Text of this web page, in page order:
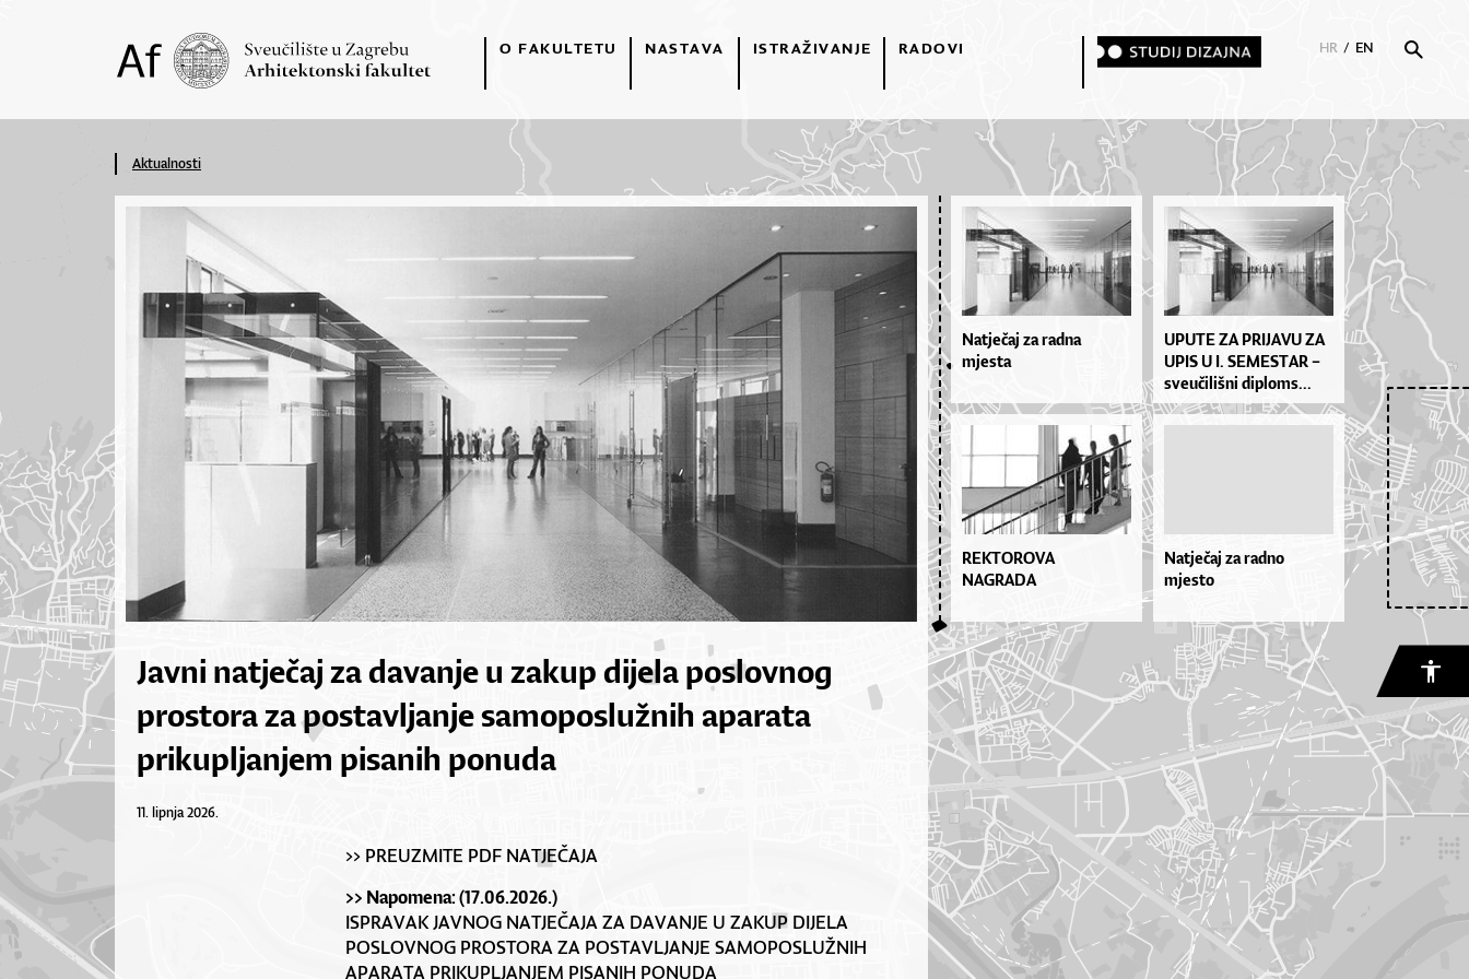
O FAKULTETU NASTAVA ISTRAŽIVANJE RADOVI HR / EN
Aktualnosti
Javni natječaj za davanje u zakup dijela poslovnog
prostora za postavljanje samoposlužnih aparata
prikupljanjem pisanih ponuda
11. lipnja 2026.
>> PREUZMITE PDF NATJEČAJA
>> Napomena: (17.06.2026.)
ISPRAVAK JAVNOG NATJEČAJA ZA DAVANJE U ZAKUP DIJELA
POSLOVNOG PROSTORA ZA POSTAVLJANJE SAMOPOSLUŽNIH
APARATA PRIKUPLJANJEM PISANIH PONUDA
Natječaj za radna
mjesta
UPU­TE ZA PRI­JA­VU ZA
UPIS U I. SE­MES­TAR –
sve­u­či­liš­ni di­plo­ms...
REKTOROVA
NAGRADA
Natječaj za radno
mjesto